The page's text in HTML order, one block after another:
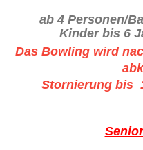
ab 4 Personen/
Kinder bis 6
Das Bowling wird
Stornierung bis